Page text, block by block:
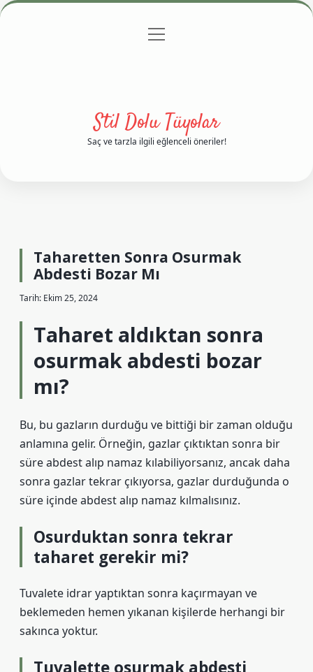
Gizlilik Politikası
menüyü
Stil Dolu Tüyolar
Saç ve tarzla ilgili eğlenceli öneriler!
Taharetten Sonra Osurmak
Abdesti Bozar Mı
Tarih: Ekim 25, 2024
Taharet aldıktan sonra
osurmak abdesti bozar
mı?
Bu, bu gazların durduğu ve bittiği bir zaman olduğu
anlamına gelir. Örneğin, gazlar çıktıktan sonra bir
süre abdest alıp namaz kılabiliyorsanız, ancak daha
sonra gazlar tekrar çıkıyorsa, gazlar durduğunda o
süre içinde abdest alıp namaz kılmalısınız.
Osurduktan sonra tekrar
taharet gerekir mi?
Tuvalete idrar yaptıktan sonra kaçırmayan ve
beklemeden hemen yıkanan kişilerde herhangi bir
sakınca yoktur.
Tuvalette osurmak abdesti